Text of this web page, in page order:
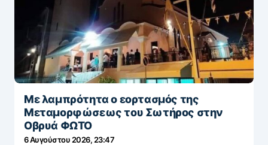
Με λαμπρότητα ο εορτασμός της
Μεταμορφώσεως του Σωτήρος στην
Οβρυά ΦΩΤΟ
6 Αυγούστου 2026, 23:47